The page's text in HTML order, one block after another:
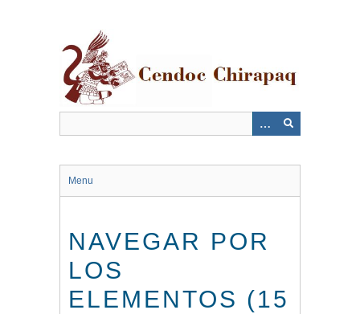
Menu
NAVEGAR POR
LOS
ELEMENTOS (15